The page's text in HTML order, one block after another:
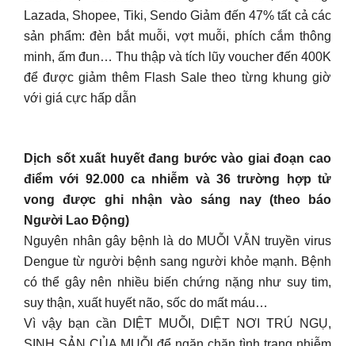
Lazada, Shopee, Tiki, Sendo Giảm đến 47% tất cả các
sản phẩm: đèn bắt muỗi, vợt muỗi, phích cắm thông
minh, ấm đun… Thu thập và tích lũy voucher đến 400K
để được giảm thêm Flash Sale theo từng khung giờ
với giá cực hấp dẫn
Dịch sốt xuất huyết đang bước vào giai đoạn cao
điểm với 92.000 ca nhiễm và 36 trường hợp tử
vong được ghi nhận vào sáng nay (theo báo
Người Lao Động)
Nguyên nhân gây bệnh là do MUỖI VẰN truyền virus
Dengue từ người bệnh sang người khỏe mạnh. Bệnh
có thể gây nên nhiều biến chứng nặng như suy tim,
suy thận, xuất huyết não, sốc do mất máu…
Vì vậy bạn cần DIỆT MUỖI, DIỆT NƠI TRÚ NGỤ,